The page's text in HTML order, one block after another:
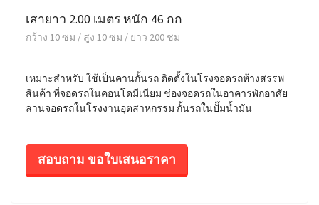
เสายาว 2.00 เมตร หนัก 46 กก
กว้าง 10 ซม / สูง 10 ซม / ยาว 200 ซม
เหมาะสำหรับ ใช้เป็นคานกั้นรถ ติดตั้งในโรงจอดรถห้างสรรพ
สินค้า ที่จอดรถในคอนโดมีเนียม ช่องจอดรถในอาคารพักอาศัย
ลานจอดรถในโรงงานอุตสาหกรรม กั้นรถในปั๊มน้ำมัน
สอบถาม ขอใบเสนอราคา